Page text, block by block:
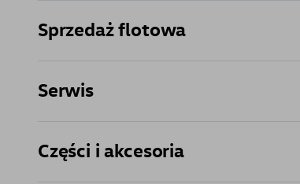
Sprzedaż flotowa
Serwis
Części i akcesoria